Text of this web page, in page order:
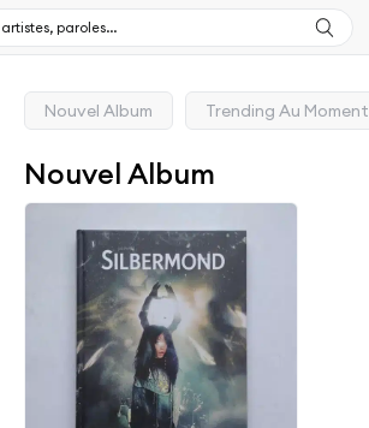
Nouvel Album Trending Au Moment
Nouvel Album